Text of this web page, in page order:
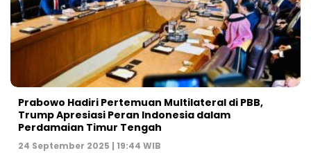
Prabowo Hadiri Pertemuan Multilateral di PBB,
Trump Apresiasi Peran Indonesia dalam
Perdamaian Timur Tengah
24 September 2025 | 19:44 WIB